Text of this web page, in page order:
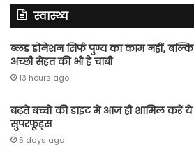
स्वास्थ्य
ब्लड डोनेशन सिर्फ पुण्य का काम नहीं, बल्कि
अच्छी सेहत की भी है चाबी
13 hours ago
बढ़ते बच्चों की डाइट में आज ही शामिल करें ये
सुपरफूड्स
5 days ago